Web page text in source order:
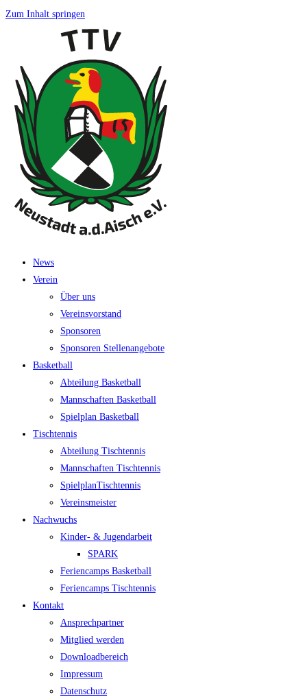
Zum Inhalt springen
News
Ver­ein
Über uns
Ver­eins­vor­stand
Spon­so­ren
Spon­so­ren Stellenangebote
Bas­ket­ball
Abtei­lung Basketball
Mann­schaf­ten Basketball
Spiel­plan Basketball
Tisch­ten­nis
Abtei­lung Tischtennis
Mann­schaf­ten Tischtennis
Spiel­plan­Tisch­ten­nis
Ver­eins­meis­ter
Nach­wuchs
Kin­­der- & Jugendarbeit
SPARK
Feri­en­camps Basketball
Feri­en­camps Tischtennis
Kon­takt
Ansprech­part­ner
Mit­glied werden
Down­load­be­reich
Impres­sum
Daten­schutz